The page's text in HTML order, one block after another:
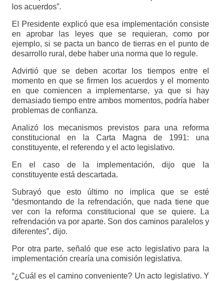
los acuerdos”.
El Presidente explicó que esa implementación consiste
en aprobar las leyes que se requieran, como por
ejemplo, si se pacta un banco de tierras en el punto de
desarrollo rural, debe haber una norma que lo regule.
Advirtió que se deben acortar los tiempos entre el
momento en que se firmen los acuerdos y el momento
en que comiencen a implementarse, ya que si hay
demasiado tiempo entre ambos momentos, podría haber
problemas de confianza.
Analizó los mecanismos previstos para una reforma
constitucional en la Carta Magna de 1991: una
constituyente, el referendo y el acto legislativo.
En el caso de la implementación, dijo que la
constituyente está descartada.
Subrayó que esto último no implica que se esté
“desmontando de la refrendación, que nada tiene que
ver con la reforma constitucional que se quiere. La
refrendación va por aparte. Son dos caminos paralelos y
diferentes”, dijo.
Por otra parte, señaló que ese acto legislativo para la
implementación crearía una comisión legislativa.
“¿Cuál es el camino conveniente? Un acto legislativo. Y